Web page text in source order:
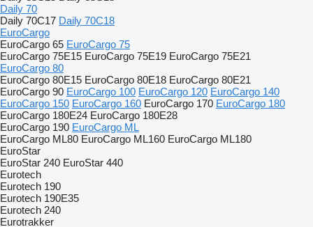
Daily 70
Daily 70C17 Daily 70C18
EuroCargo
EuroCargo 65 EuroCargo 75
EuroCargo 75E15 EuroCargo 75E19 EuroCargo 75E21
EuroCargo 80
EuroCargo 80E15 EuroCargo 80E18 EuroCargo 80E21
EuroCargo 90 EuroCargo 100 EuroCargo 120 EuroCargo 140
EuroCargo 150 EuroCargo 160 EuroCargo 170 EuroCargo 180
EuroCargo 180E24 EuroCargo 180E28
EuroCargo 190 EuroCargo ML
EuroCargo ML80 EuroCargo ML160 EuroCargo ML180
EuroStar
EuroStar 240 EuroStar 440
Eurotech
Eurotech 190
Eurotech 190E35
Eurotech 240
Eurotrakker